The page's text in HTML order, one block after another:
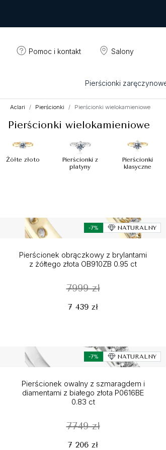
Pomoc i kontakt Salony
Pierścionki
Aclari Pierścionki Pierścionki wielokamieniowe
Pierścionki wielokamieniowe
Żółte złoto
Pierścionki z
platyny
Pierścionki
klasyczne
-7% NATURALNY
Pierścionek obrączkowy z brylantami
z żółtego złota OB910ZB 0.95 ct
7999 zł
7 439 zł
-7% NATURALNY
Pierścionek owalny z szmaragdem i
diamentami z białego złota P0616BE
0.83 ct
7749 zł
7 206 zł